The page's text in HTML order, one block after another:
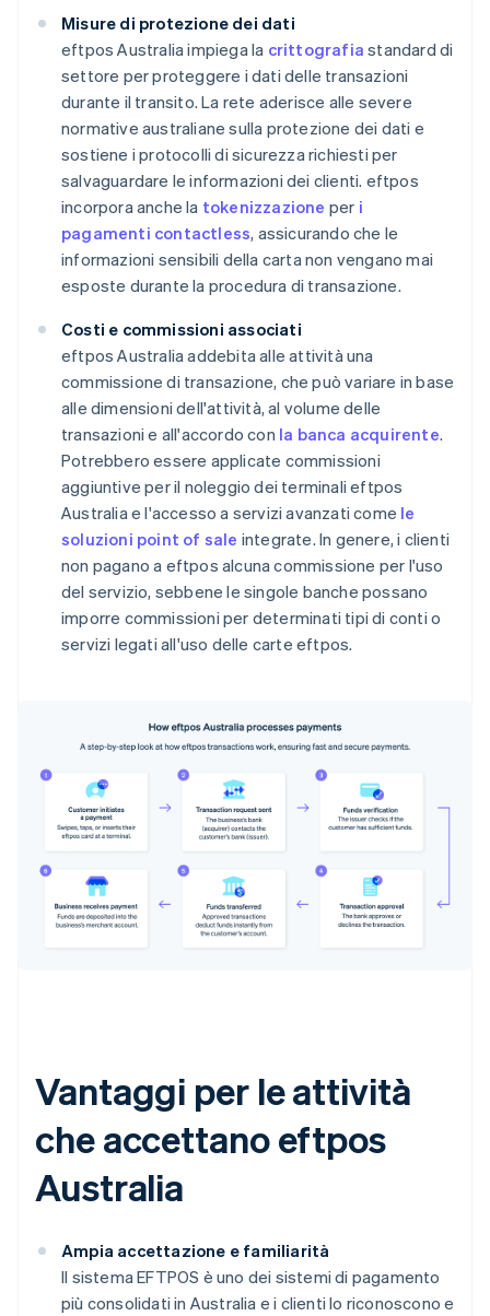
Misure di protezione dei dati
eftpos Australia impiega la crittografia standard di
settore per proteggere i dati delle transazioni
durante il transito. La rete aderisce alle severe
normative australiane sulla protezione dei dati e
sostiene i protocolli di sicurezza richiesti per
salvaguardare le informazioni dei clienti. eftpos
incorpora anche la tokenizzazione per i
pagamenti contactless, assicurando che le
informazioni sensibili della carta non vengano mai
esposte durante la procedura di transazione.
Costi e commissioni associati
eftpos Australia addebita alle attività una
commissione di transazione, che può variare in base
alle dimensioni dell'attività, al volume delle
transazioni e all'accordo con la banca acquirente.
Potrebbero essere applicate commissioni
aggiuntive per il noleggio dei terminali eftpos
Australia e l'accesso a servizi avanzati come le
soluzioni point of sale integrate. In genere, i clienti
non pagano a eftpos alcuna commissione per l'uso
del servizio, sebbene le singole banche possano
imporre commissioni per determinati tipi di conti o
servizi legati all'uso delle carte eftpos.
Vantaggi per le attività
che accettano eftpos
Australia
Ampia accettazione e familiarità
Il sistema EFTPOS è uno dei sistemi di pagamento
più consolidati in Australia e i clienti lo riconoscono e